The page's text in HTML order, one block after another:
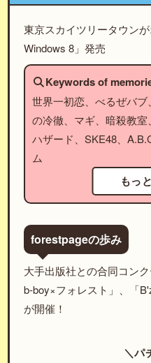
東京スカイツリータウン
Windows 8」発売
Keywords of
世界一初恋、べるぜバ
の冷徹、マギ、暗殺教
ハザード、SKE48、
ム
もっ
forestpageの歩み
大手出版社との合同コン
b-boy×フォレスト」、「
が開催！
＼パ